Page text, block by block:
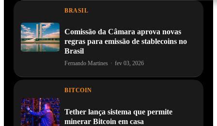
BRASIL
Comissão da Câmara aprova novas
regras para emissão de stablecoins no
Brasil
Fernando Martines · fev 03, 2026
BITCOIN
Tether lança sistema que permite
minerar Bitcoin em casa